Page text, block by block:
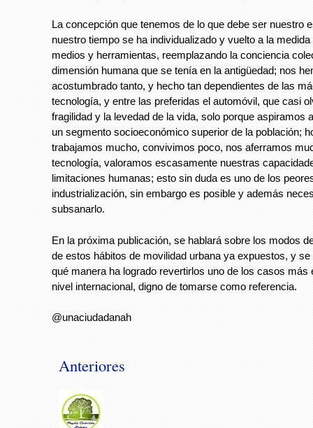
La concepción que tenemos de lo que debe ser nuestro
nuestro tiempo se ha individualizado y vuelto a la
medios y herramientas, reemplazando la conciencia
dimensión humana que se tenía en la antigüedad; nos
acostumbrado tanto, y hecho tan dependientes de las
tecnología, y entre las preferidas el automóvil, que casi
fragilidad y la levedad de la vida, solo porque aspiramos
un segmento socioeconómico superior de la población;
trabajamos mucho, convivimos poco, nos aferramos
tecnología, valoramos escasamente nuestras
limitaciones humanas; esto sin duda es uno de los
industrialización, sin embargo es posible y además
subsanarlo.
En la próxima publicación, se hablará sobre los modos
de estos hábitos de movilidad urbana ya expuestos, y
qué manera ha logrado revertirlos uno de los casos más
nivel internacional, digno de tomarse como referencia.
@unaciudadanah
Anteriores